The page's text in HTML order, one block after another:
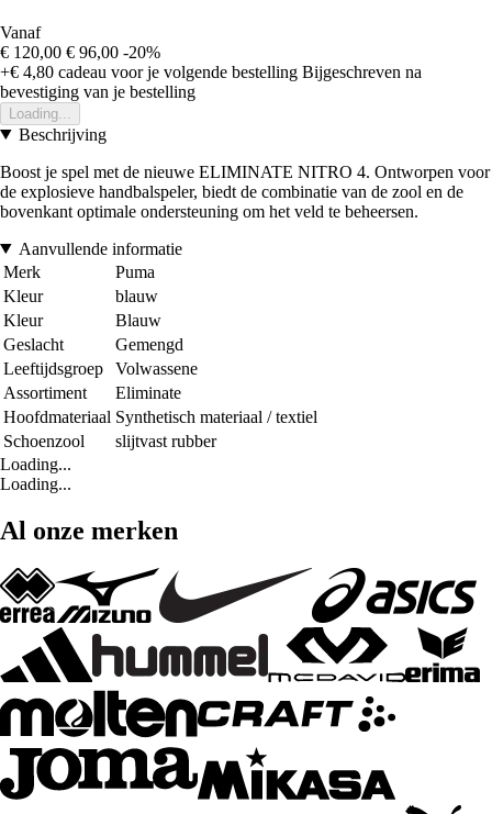
Vanaf
€ 120,00 € 96,00 -20%
+€ 4,80 cadeau voor je volgende bestelling Bijgeschreven na
bevestiging van je bestelling
Loading...
Beschrijving
Boost je spel met de nieuwe ELIMINATE NITRO 4. Ontworpen voor
de explosieve handbalspeler, biedt de combinatie van de zool en de
bovenkant optimale ondersteuning om het veld te beheersen.
Aanvullende informatie
Merk
Puma
Kleur
blauw
Kleur
Blauw
Geslacht
Gemengd
Leeftijdsgroep
Volwassene
Assortiment
Eliminate
Hoofdmateriaal Synthetisch materiaal / textiel
Schoenzool
slijtvast rubber
Loading...
Loading...
Al onze merken